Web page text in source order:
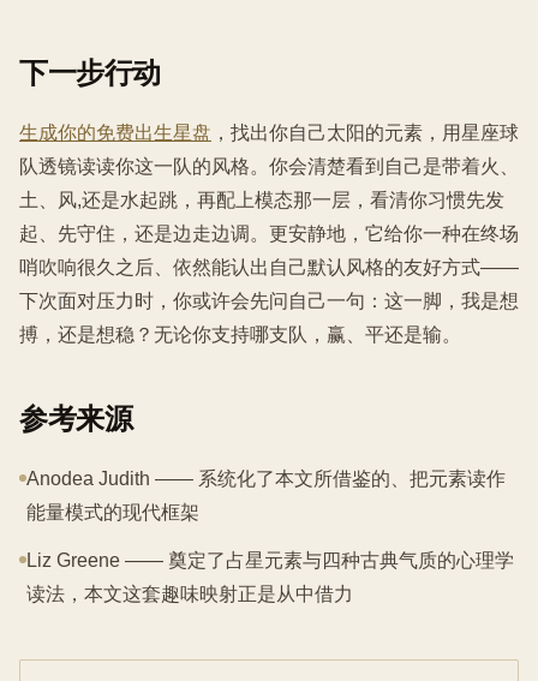
下一步行动
生成你的免费出生星盘 ，找出你自己太阳的元素，用星座球
队透镜读读你这一队的风格。你会清楚看到自己是带着火、
土、风,还是水起跳，再配上模态那一层，看清你习惯先发
起、先守住，还是边走边调。更安静地，它给你一种在终场
哨吹响很久之后、依然能认出自己默认风格的友好方式——
下次面对压力时，你或许会先问自己一句：这一脚，我是想
搏，还是想稳？无论你支持哪支队，赢、平还是输。
参考来源
Anodea Judith —— 系统化了本文所借鉴的、把元素读作
能量模式的现代框架
Liz Greene —— 奠定了占星元素与四种古典气质的心理学
读法，本文这套趣味映射正是从中借力